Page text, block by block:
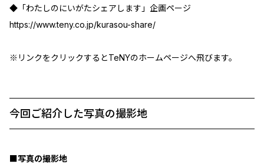
◆「わたしのにいがたシェアします」企画ページ
https://www.teny.co.jp/kurasou-share/
※リンクをクリックするとTeNYのホームページへ飛びます。
今回ご紹介した写真の撮影地
■写真の撮影地